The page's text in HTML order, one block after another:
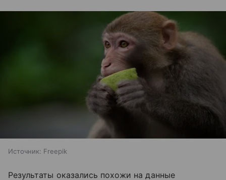
Источник: Freepik
Результаты оказались похожи на данные